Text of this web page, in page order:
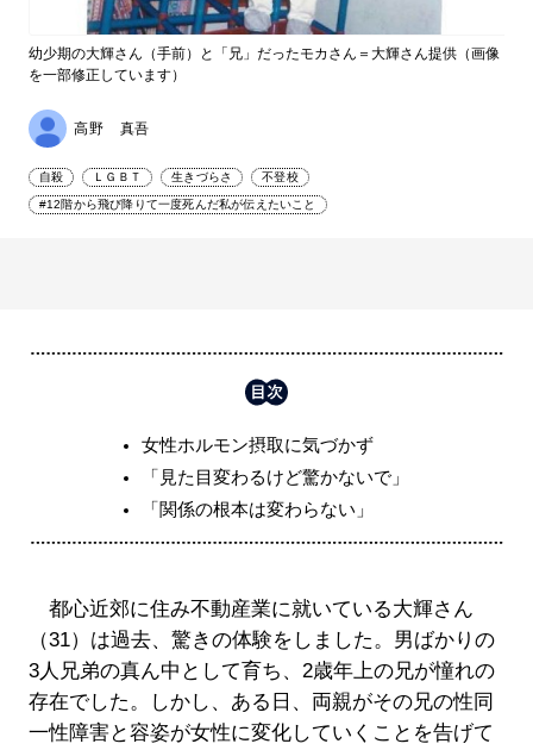
幼少期の大輝さん（手前）と「兄」だったモカさん＝大輝さん提供（画像
を一部修正しています）
高野 真吾
自殺 ＬＧＢＴ 生きづらさ 不登校
#12階から飛び降りて一度死んだ私が伝えたいこと
女性ホルモン摂取に気づかず
「見た目変わるけど驚かないで」
「関係の根本は変わらない」
都心近郊に住み不動産業に就いている大輝さん
（31）は過去、驚きの体験をしました。男ばかりの
3人兄弟の真ん中として育ち、2歳年上の兄が憧れの
存在でした。しかし、ある日、両親がその兄の性同
一性障害と容姿が女性に変化していくことを告げて